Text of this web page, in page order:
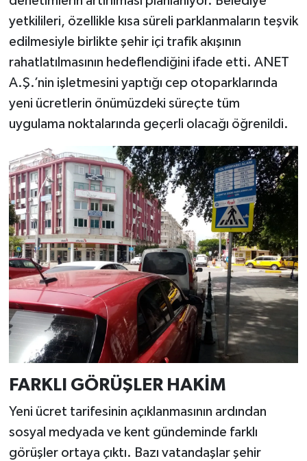
yetkilileri, özellikle kısa süreli parklanmaların teşvik
edilmesiyle birlikte şehir içi trafik akışının
rahatlatılmasının hedeflendiğini ifade etti. ANET
A.Ş.’nin işletmesini yaptığı cep otoparklarında
yeni ücretlerin önümüzdeki süreçte tüm
uygulama noktalarında geçerli olacağı öğrenildi.
FARKLI GÖRÜŞLER HAKİM
Yeni ücret tarifesinin açıklanmasının ardından
sosyal medyada ve kent gündeminde farklı
görüşler ortaya çıktı. Bazı vatandaşlar şehir